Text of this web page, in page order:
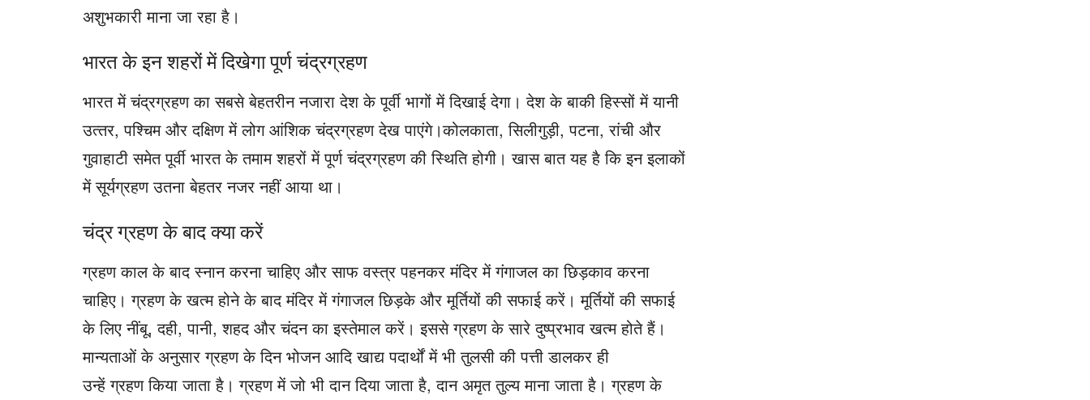
अशुभकारी माना जा रहा है।
भारत के इन शहरों में दिखेगा पूर्ण चंद्रग्रहण
भारत में चंद्रग्रहण का सबसे बेहतरीन नजारा देश के पूर्वी भागों में दिखाई देगा। देश के बाकी हिस्‍सों में यानी
उत्‍तर, पश्चिम और दक्षिण में लोग आंशिक चंद्रग्रहण देख पाएंगे।कोलकाता, सिलीगुड़ी, पटना, रांची और
गुवाहाटी समेत पूर्वी भारत के तमाम शहरों में पूर्ण चंद्रग्रहण की स्थिति होगी। खास बात यह है कि इन इलाकों
में सूर्यग्रहण उतना बेहतर नजर नहीं आया था।
चंद्र ग्रहण के बाद क्या करें
ग्रहण काल के बाद स्नान करना चाहिए और साफ वस्त्र पहनकर मंदिर में गंगाजल का छिड़काव करना
चाहिए। ग्रहण के खत्म होने के बाद मंदिर में गंगाजल छिड़के और मूर्तियों की सफाई करें। मूर्तियों की सफाई
के लिए नींबू, दही, पानी, शहद और चंदन का इस्तेमाल करें। इससे ग्रहण के सारे दुष्प्रभाव खत्म होते हैं।
मान्यताओं के अनुसार ग्रहण के दिन भोजन आदि खाद्य पदार्थों में भी तुलसी की पत्ती डालकर ही
उन्हें ग्रहण किया जाता है। ग्रहण में जो भी दान दिया जाता है, दान अमृत तुल्य माना जाता है। ग्रहण के